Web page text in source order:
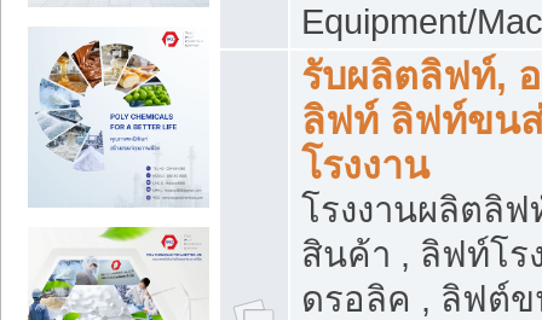
Equipment/
รับผลิตลิฟท์,
ลิฟท์ ลิฟท์ขน
โรงงาน
โรงงานผลิตลิ
สินค้า , ลิฟท์โร
ดรอลิค , ลิฟต์